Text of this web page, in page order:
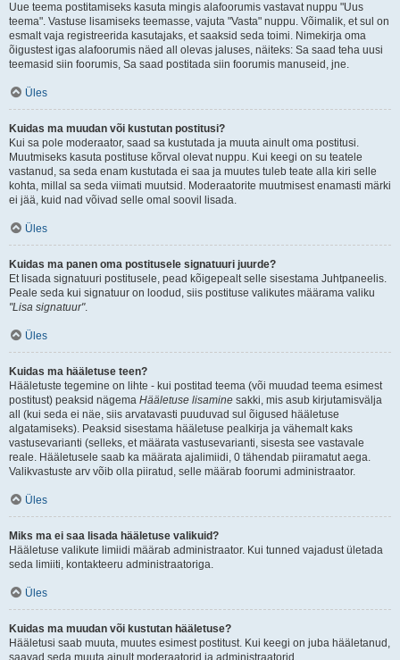
Uue teema postitamiseks kasuta mingis alafoorumis vastavat nuppu "Uus
teema". Vastuse lisamiseks teemasse, vajuta "Vasta" nuppu. Võimalik, et sul on
esmalt vaja registreerida kasutajaks, et saaksid seda toimi. Nimekirja oma
õigustest igas alafoorumis näed all olevas jaluses, näiteks: Sa saad teha uusi
teemasid siin foorumis, Sa saad postitada siin foorumis manuseid, jne.
Üles
Kuidas ma muudan või kustutan postitusi?
Kui sa pole moderaator, saad sa kustutada ja muuta ainult oma postitusi.
Muutmiseks kasuta postituse kõrval olevat nuppu. Kui keegi on su teatele
vastanud, sa seda enam kustutada ei saa ja muutes tuleb teate alla kiri selle
kohta, millal sa seda viimati muutsid. Moderaatorite muutmisest enamasti märki
ei jää, kuid nad võivad selle omal soovil lisada.
Üles
Kuidas ma panen oma postitusele signatuuri juurde?
Et lisada signatuuri postitusele, pead kõigepealt selle sisestama Juhtpaneelis.
Peale seda kui signatuur on loodud, siis postituse valikutes määrama valiku
"Lisa signatuur".
Üles
Kuidas ma hääletuse teen?
Hääletuste tegemine on lihte - kui postitad teema (või muudad teema esimest
postitust) peaksid nägema Hääletuse lisamine sakki, mis asub kirjutamisvälja
all (kui seda ei näe, siis arvatavasti puuduvad sul õigused hääletuse
algatamiseks). Peaksid sisestama hääletuse pealkirja ja vähemalt kaks
vastusevarianti (selleks, et määrata vastusevarianti, sisesta see vastavale
reale. Hääletusele saab ka määrata ajalimiidi, 0 tähendab piiramatut aega.
Valikvastuste arv võib olla piiratud, selle määrab foorumi administraator.
Üles
Miks ma ei saa lisada hääletuse valikuid?
Hääletuse valikute limiidi määrab administraator. Kui tunned vajadust ületada
seda limiiti, kontakteeru administraatoriga.
Üles
Kuidas ma muudan või kustutan hääletuse?
Hääletusi saab muuta, muutes esimest postitust. Kui keegi on juba hääletanud,
saavad seda muuta ainult moderaatorid ja administraatorid.